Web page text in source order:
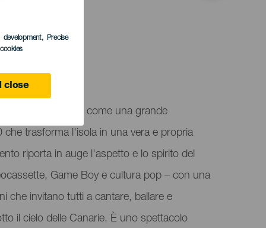
development, Precise
close
a Gran Canaria come una grande
che trasforma l'isola in una vera e propria
riporta in auge l'aspetto e lo spirito del
Game Boy e cultura pop – con una
che invitano tutti a cantare, ballare e
il cielo delle Canarie. È uno spettacolo